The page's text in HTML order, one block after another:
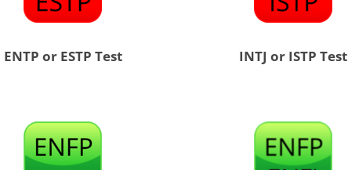
ENTP or ESTP Test INTJ or ISTP Test